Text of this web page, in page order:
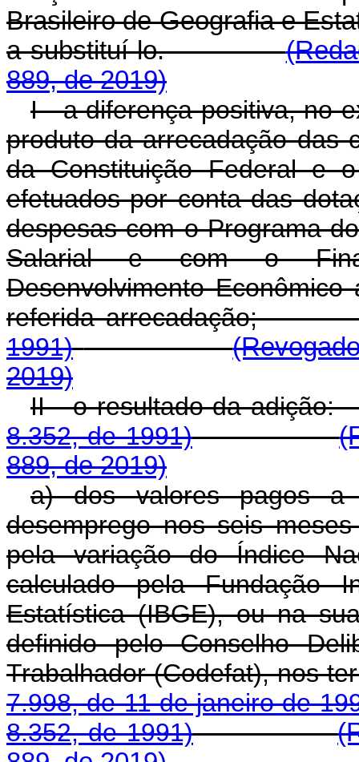
Brasileiro de Geografia e
a substituí-lo.
889, de 2019)
I - a diferença positiva, no
produto da arrecadação das
da Constituição Federal e
efetuados por conta das
despesas com o Programa
Salarial e com o
Desenvolvimento
referida
1991)
2019)
II - o resultado
8.352, de 1991)
889, de 2019)
a) dos valores pagos a
desemprego nos seis
pela variação do Índice
calculado pela Fundação
Estatística (IBGE), ou na
definido pelo Conselho
Trabalhador (Codefat), nos
7.998, de 11 de janeiro de
8.352, de 1991)